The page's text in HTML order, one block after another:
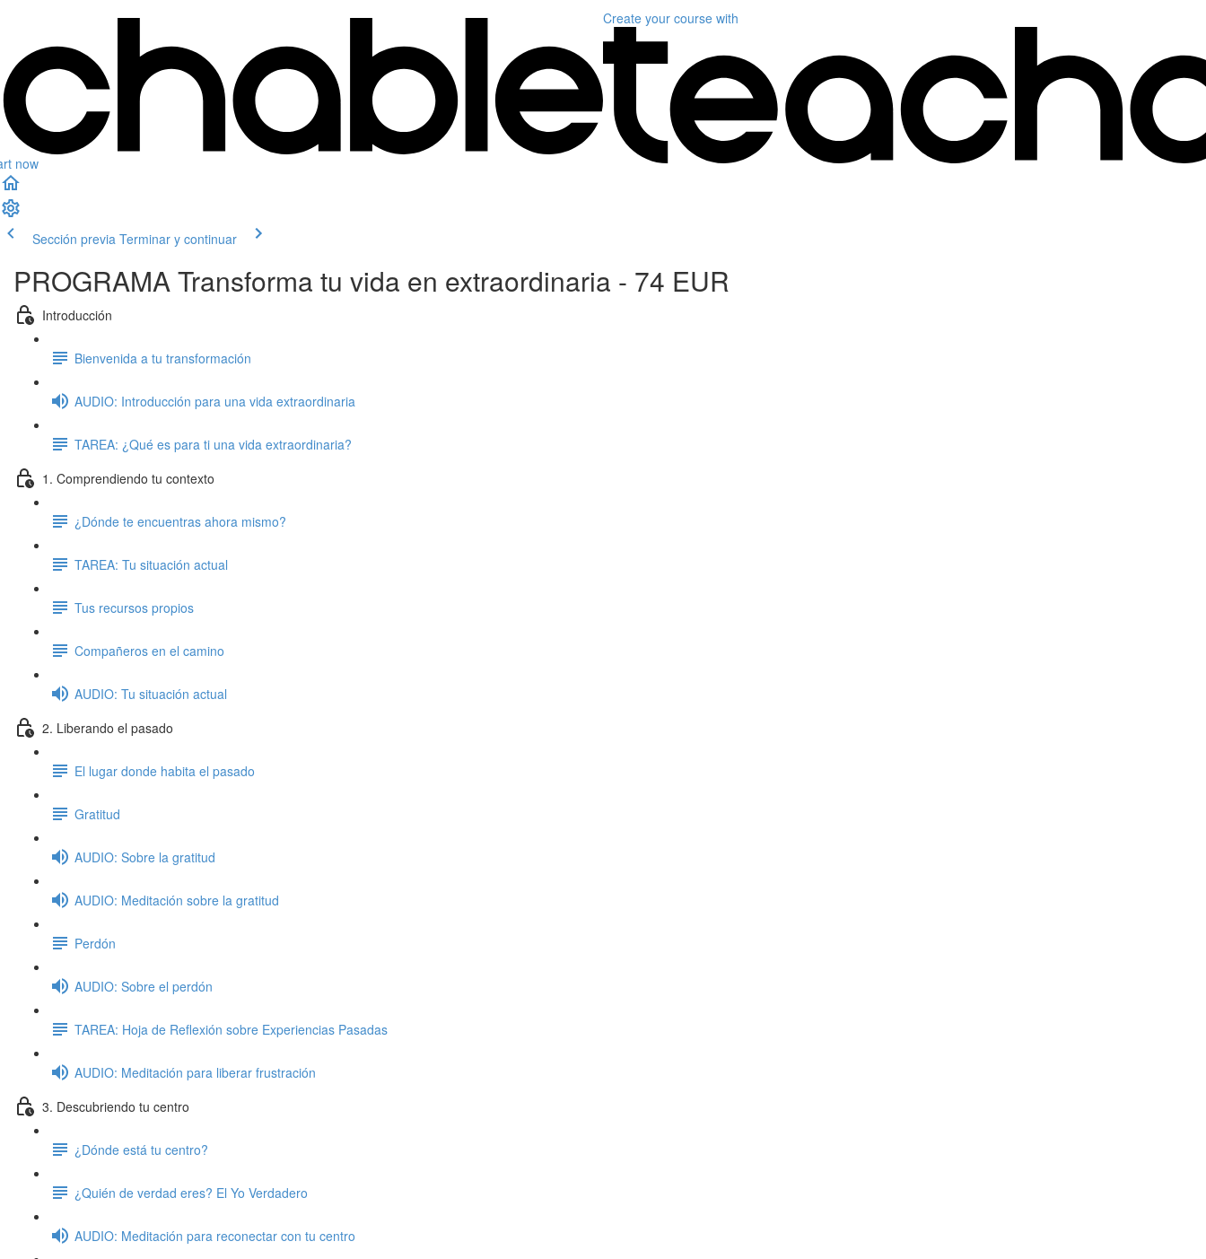
now
Create your course with
Sección previa Terminar y continuar
PROGRAMA Transforma tu vida en extraordinaria - 74 EUR
Introducción
Bienvenida a tu transformación
AUDIO: Introducción para una vida extraordinaria
TAREA: ¿Qué es para ti una vida extraordinaria?
1. Comprendiendo tu contexto
¿Dónde te encuentras ahora mismo?
TAREA: Tu situación actual
Tus recursos propios
Compañeros en el camino
AUDIO: Tu situación actual
2. Liberando el pasado
El lugar donde habita el pasado
Gratitud
AUDIO: Sobre la gratitud
AUDIO: Meditación sobre la gratitud
Perdón
AUDIO: Sobre el perdón
TAREA: Hoja de Reflexión sobre Experiencias Pasadas
AUDIO: Meditación para liberar frustración
3. Descubriendo tu centro
¿Dónde está tu centro?
¿Quién de verdad eres? El Yo Verdadero
AUDIO: Meditación para reconectar con tu centro